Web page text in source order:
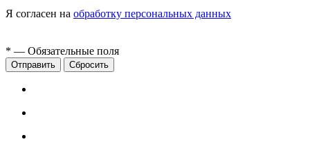
Я согласен на обработку персональных данных
* — Обязательные поля
Сбросить